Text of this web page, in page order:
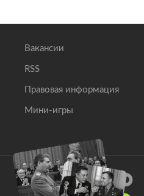
Вакансии
RSS
Правовая информация
Мини-игры